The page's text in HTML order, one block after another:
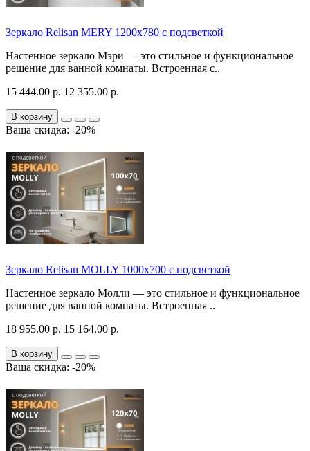
Зеркало Relisan MERY 1200х780 с подсветкой
Настенное зеркало Мэри — это стильное и функциональное
решение для ванной комнаты. Встроенная с..
15 444.00 р. 12 355.00 р.
В корзину
Ваша скидка: -20%
Зеркало Relisan MOLLY 1000х700 с подсветкой
Настенное зеркало Молли — это стильное и функциональное
решение для ванной комнаты. Встроенная ..
18 955.00 р. 15 164.00 р.
В корзину
Ваша скидка: -20%